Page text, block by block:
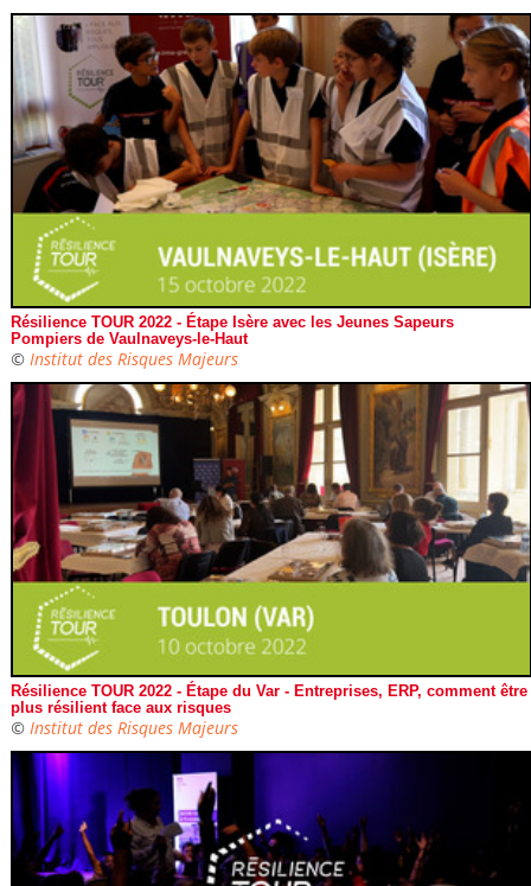
Résilience TOUR 2022 - Étape Isère avec les Jeunes Sapeurs
Pompiers de Vaulnaveys-le-Haut
© Institut des Risques Majeurs
Résilience TOUR 2022 - Étape du Var - Entreprises, ERP, comment être
plus résilient face aux risques
© Institut des Risques Majeurs